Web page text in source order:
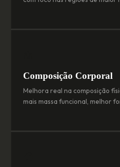
Composição Corporal
Melhora real na composição
mais massa funcional, melhor